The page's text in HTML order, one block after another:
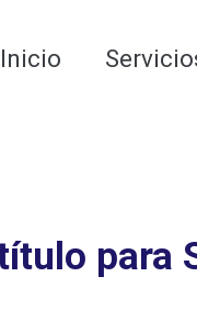
Inicio
para